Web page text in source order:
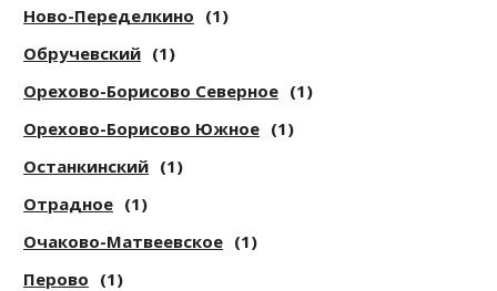
Ново-Переделкино (1)
Обручевский (1)
Орехово-Борисово Северное (1)
Орехово-Борисово Южное (1)
Останкинский (1)
Отрадное (1)
Очаково-Матвеевское (1)
Перово (1)